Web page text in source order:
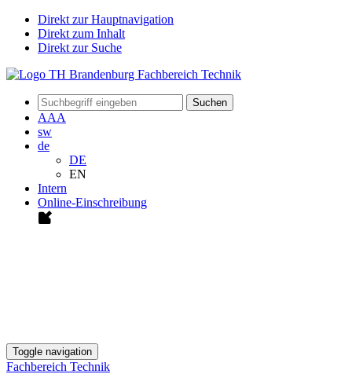
Direkt zur Hauptnavigation
Direkt zum Inhalt
Direkt zur Suche
Suchen
AAA
sw
de
DE
EN
Intern
Online-Einschreibung
Toggle navigation
Fachbereich Technik